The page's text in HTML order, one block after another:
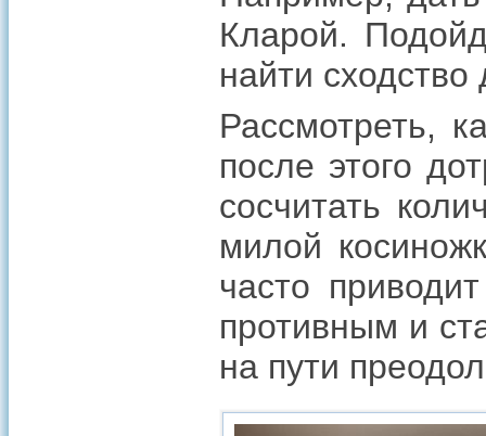
Кларой.
найти
Рассмотреть,
после этого
сосчитать
милой
часто
противным и
на пути